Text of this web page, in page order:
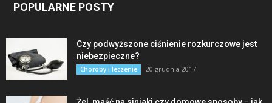
POPULARNE POSTY
Czy podwyższone ciśnienie rozkurczowe jest
niebezpieczne?
Choroby i leczenie 20 grudnia 2017